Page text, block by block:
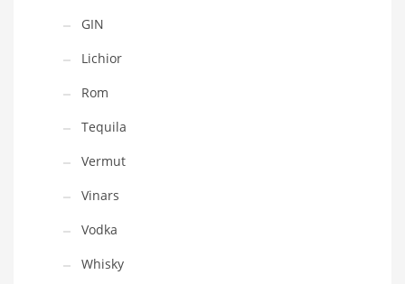
GIN
Lichior
Rom
Tequila
Vermut
Vinars
Vodka
Whisky